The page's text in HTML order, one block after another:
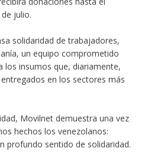
julio.
solidaridad de trabajadores,
un equipo comprometido
los insumos que, diariamente,
en los sectores más
Movilnet demuestra una vez
hechos los venezolanos:
profundo sentido de solidaridad.